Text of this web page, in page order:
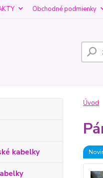
Obchodné podmienky
kabelky
Úvod